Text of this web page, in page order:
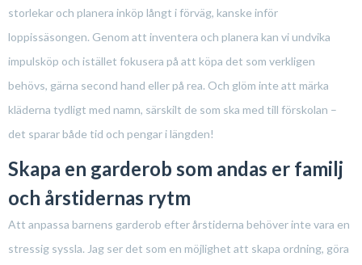
storlekar och planera inköp långt i förväg, kanske inför
loppissäsongen. Genom att inventera och planera kan vi undvika
impulsköp och istället fokusera på att köpa det som verkligen
behövs, gärna second hand eller på rea. Och glöm inte att märka
kläderna tydligt med namn, särskilt de som ska med till förskolan –
det sparar både tid och pengar i längden!
Skapa en garderob som andas er familj
och årstidernas rytm
Att anpassa barnens garderob efter årstiderna behöver inte vara en
stressig syssla. Jag ser det som en möjlighet att skapa ordning, göra